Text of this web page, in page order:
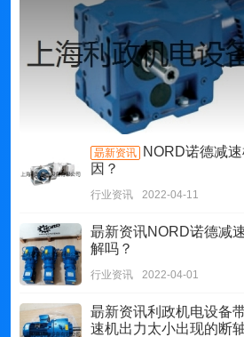
朂新资讯
NORD诺德减
因？
行业资讯 2022-04-11
朂新资讯NORD诺德减
解吗？
行业资讯 2022-04-01
朂新资讯利政机电设备
速机出力太小出现的断